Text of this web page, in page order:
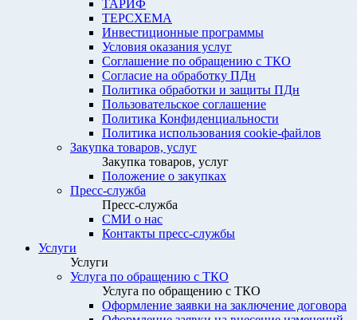
ТАРИФ
ТЕРСХЕМА
Инвестиционные программы
Условия оказания услуг
Соглашение по обращению с ТКО
Согласие на обработку ПДн
Политика обработки и защиты ПДн
Пользовательское соглашение
Политика Конфиденциальности
Политика использования cookie-файлов
Закупка товаров, услуг
Закупка товаров, услуг
Положение о закупках
Пресс-служба
Пресс-служба
СМИ о нас
Контакты пресс-службы
Услуги
Услуги
Услуга по обращению с ТКО
Услуга по обращению с ТКО
Оформление заявки на заключение договора